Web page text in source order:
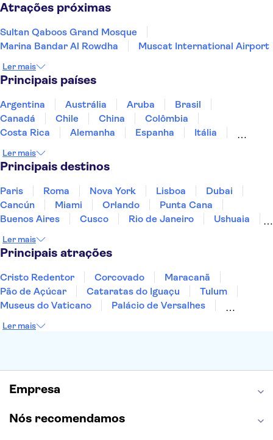
Atrações próximas
Sultan Qaboos Grand Mosque
Marina Bandar Al Rowdha
Muscat International Airport
Ler mais
Principais países
Argentina Austrália Aruba
Brasil
Canadá
Chile China
Colômbia
Costa Rica
Alemanha Espanha
Itália
Panamá
Peru
Ler mais
Principais destinos
Paris Roma Nova York Lisboa
Dubai
Cancún
Miami Orlando
Punta Cana
Buenos Aires
Cusco Rio de Janeiro
Ushuaia
Fernando de Noronha
Ler mais
Principais atrações
Cristo Redentor Corcovado
Maracanã
Pão de Açúcar
Cataratas do Iguaçu
Tulum
Museus do Vaticano
Palácio de Versalhes
Museu do Louvre
Ler mais
Empresa
Nós recomendamos